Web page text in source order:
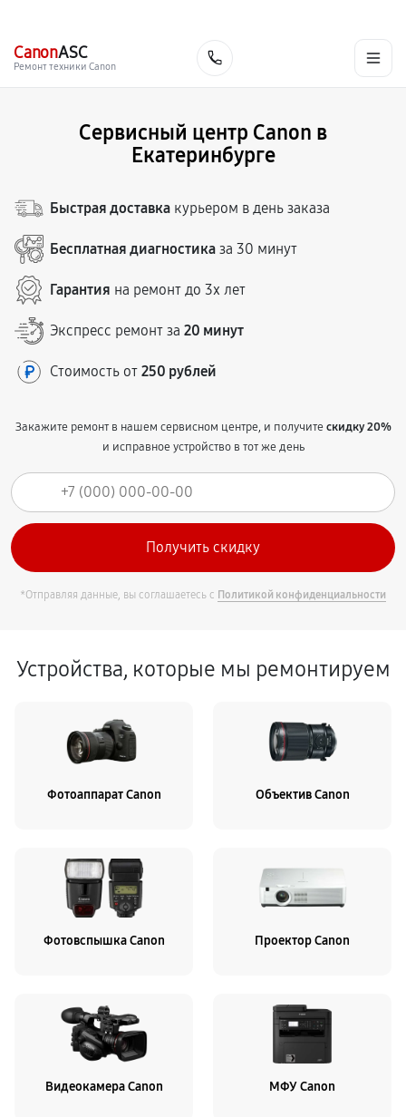
CanonASC
Ремонт техники Canon
Сервисный центр Canon в
Екатеринбурге
Быстрая доставка курьером в день заказа
Бесплатная диагностика за 30 минут
Гарантия на ремонт до 3х лет
Экспресс ремонт за 20 минут
Стоимость от 250 рублей
Закажите ремонт в нашем сервисном центре, и получитескидку 20%
и исправное устройство в тот же день
*Отправляя данные, вы соглашаетесь с Политикой конфиденциальности
Устройства, которые мы ремонтируем
Фотоаппарат Canon Объектив Canon
Фотовспышка Canon Проектор Canon
Видеокамера Canon МФУ Canon